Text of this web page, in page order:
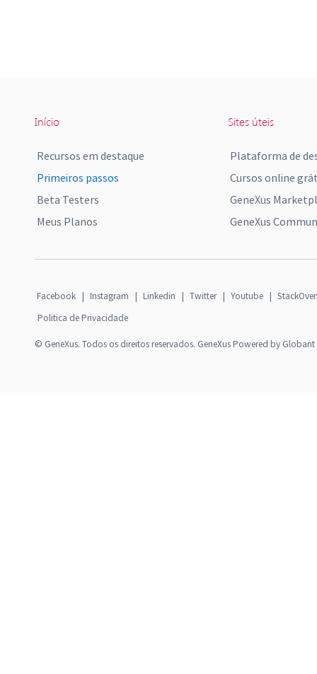
Início
Recursos em destaque
Primeiros passos
Beta Testers
Meus Planos
Sites úteis
Plataforma de
Cursos online
GeneXus
GeneXus
Facebook | Instagram | Linkedin | Twitter | Youtube |
Politica de Privacidade
© GeneXus. Todos os direitos reservados. GeneXus Powered by Globant